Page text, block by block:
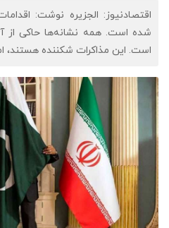
اقتصادنیوز: الجزیره نوشت:
شده است. همه نشانه‌ها حاکی از
است. این مذاکرات شکننده هستند،